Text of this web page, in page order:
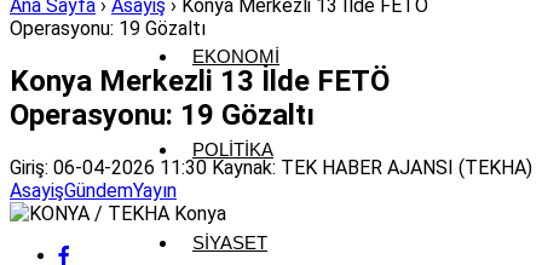
EKONOMI
POLITIKA
SIYASET
Ana Sayfa › Asayiş › Konya Merkezli 13 İlde FETÖ
Operasyonu: 19 Gözaltı
Konya Merkezli 13 İlde FETÖ
Operasyonu: 19 Gözaltı
Giriş: 06-04-2026 11:30 Kaynak: TEK HABER AJANSI (TEKHA)
AsayişGündemYayın